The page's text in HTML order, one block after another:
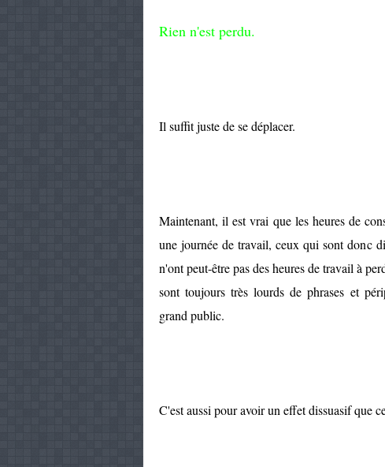
Rien n'est perdu.
Il suffit juste de se déplacer.
Maintenant, il est vrai que les heures de
une journée de travail, ceux qui sont donc
n'ont peut-être pas des heures de travail à
sont toujours très lourds de phrases et
grand public.
C'est aussi pour avoir un effet dissuasif que